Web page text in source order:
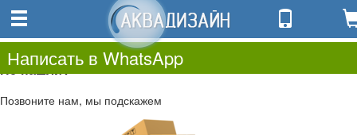
0.00
0
Не нашли?
Позвоните нам, мы подскажем
Написать в WhatsApp